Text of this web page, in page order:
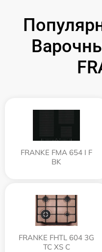
FRANKE FMA 654 I F
BK
FRANKE FHTL 604 3G
TC XS C